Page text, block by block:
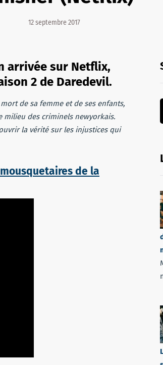
12 septembre 2017
arrivée sur Netflix,
2 de Daredevil.
de sa femme et de ses enfants,
milieu des criminels newyorkais.
la vérité sur les injustices qui
de la